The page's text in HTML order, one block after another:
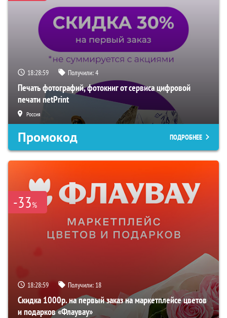
18:28:58 Получили:4
Печать фотографий, фотокниг от сервиса цифровой
печати netPrint
Россия
Промокод ПОДРОБНЕЕ
-33%
18:28:58 Получили: 18
Скидка 1000р. на первый заказ на маркетплейсе цветов
и подарков «Флаувау»